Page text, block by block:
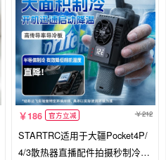
186 官方立减 212
STARTRC适用于大疆Pocket4P/
4/3散热器直播配件拍摄秒制冷数